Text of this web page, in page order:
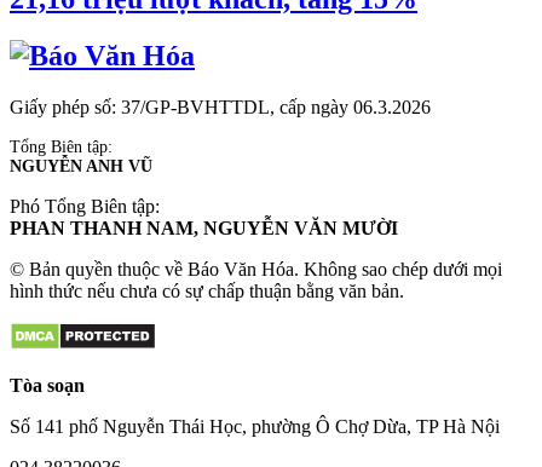
Giấy phép số: 37/GP-BVHTTDL, cấp ngày 06.3.2026
Tổng Biên tập:
NGUYỄN ANH VŨ
Phó Tổng Biên tập:
PHAN THANH NAM, NGUYỄN VĂN MƯỜI
© Bản quyền thuộc về Báo Văn Hóa. Không sao chép dưới mọi
hình thức nếu chưa có sự chấp thuận bằng văn bản.
Tòa soạn
Số 141 phố Nguyễn Thái Học, phường Ô Chợ Dừa, TP Hà Nội